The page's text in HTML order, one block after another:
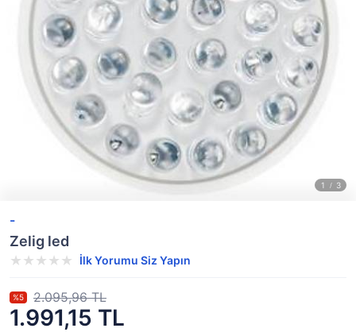
-
Zelig led
İlk Yorumu Siz Yapın
1.991,15 TL
%5 2.095,96 TL